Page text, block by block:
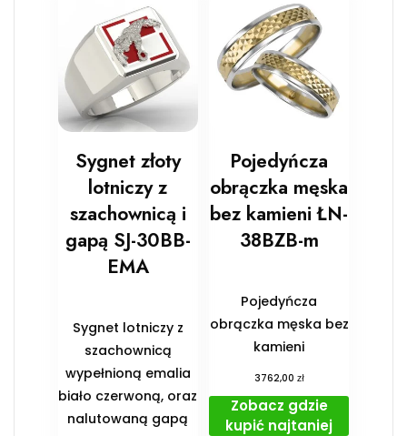
Sygnet złoty
lotniczy z
szachownicą i
gapą SJ-30BB-
EMA
Sygnet lotniczy z
szachownicą
wypełnioną emalia
biało czerwoną, oraz
nalutowaną gapą
Pojedyńcza
obrączka męska
bez kamieni ŁN-
38BZB-m
Pojedyńcza
obrączka męska bez
kamieni
3762,00 zł
Zobacz gdzie
kupić najtaniej